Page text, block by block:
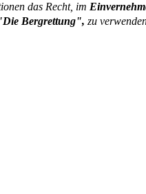
das Recht, im
Bergrettung", zu